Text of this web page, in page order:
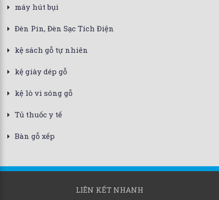
máy hút bụi
Đèn Pin, Đèn Sạc Tích Điện
kệ sách gỗ tự nhiên
kệ giày dép gỗ
kệ lò vi sóng gỗ
Tủ thuốc y tế
Bàn gỗ xếp
LIÊN KẾT NHANH